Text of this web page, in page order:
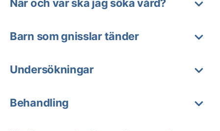
När och var ska jag söka vård?
Barn som gnisslar tänder
Undersökningar
Behandling